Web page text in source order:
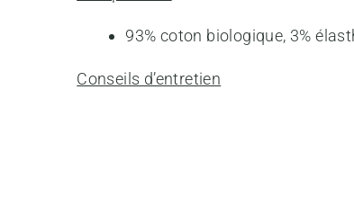
93% coton biologique, 3%
Conseils d’entretien